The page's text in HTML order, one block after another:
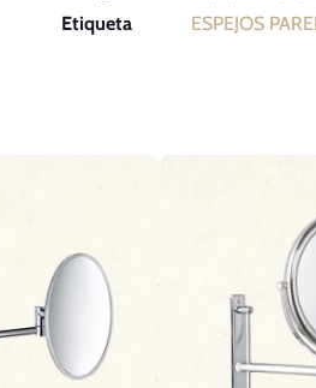
Etiqueta
ESPEJOS